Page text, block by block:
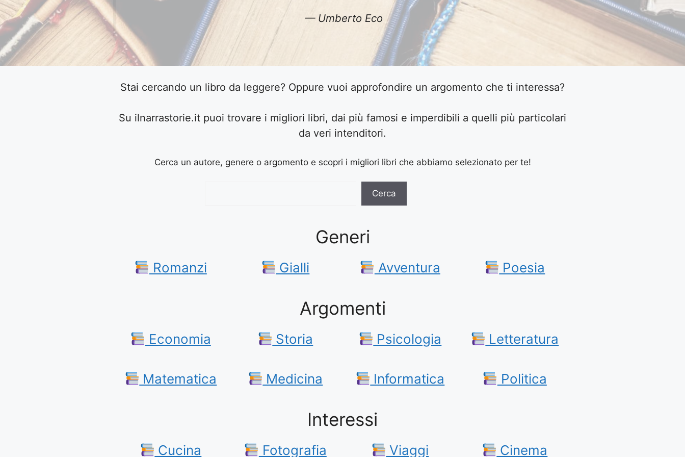
— Umberto Eco
Stai cercando un libro da leggere? Oppure vuoi approfondire un argomento che ti interessa?
Su ilnarrastorie.it puoi trovare i migliori libri, dai più famosi e imperdibili a quelli più particolari
da veri intenditori.
Cerca un autore, genere o argomento e scopri i migliori libri che abbiamo selezionato per te!
Cerca
Generi
Romanzi Gialli Avventura Poesia
Argomenti
Economia Storia Psicologia Letteratura
Matematica Medicina Informatica Politica
Interessi
Cucina Fotografia Viaggi Cinema